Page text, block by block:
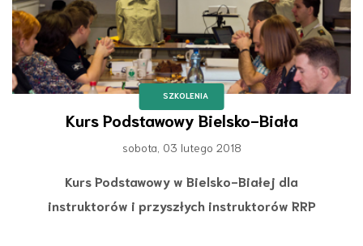
SZKOLENIA
Kurs Podstawowy Bielsko-Biała
sobota, 03 lutego 2018
Kurs Podstawowy w Bielsko-Białej dla
instruktorów i przyszłych instruktorów RRP